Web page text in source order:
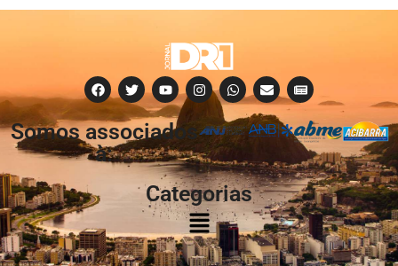
Somos associados
à:
Categorias